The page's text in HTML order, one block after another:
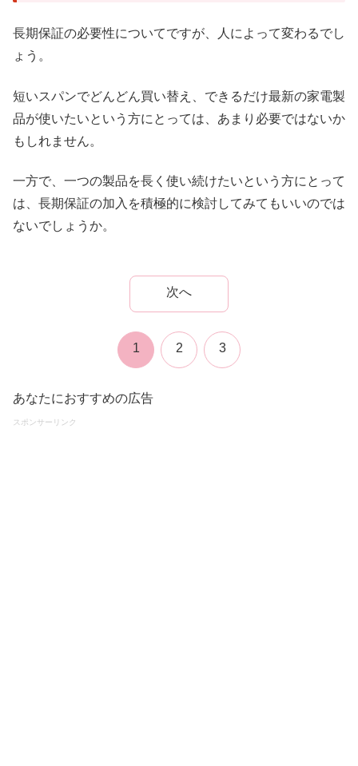
長期保証の必要性についてですが、人によって変わるでし
ょう。
短いスパンでどんどん買い替え、できるだけ最新の家電製
品が使いたいという方にとっては、あまり必要ではないか
もしれません。
一方で、一つの製品を長く使い続けたいという方にとって
は、長期保証の加入を積極的に検討してみてもいいのでは
ないでしょうか。
次へ
1 2 3
あなたにおすすめの広告
スポンサーリンク